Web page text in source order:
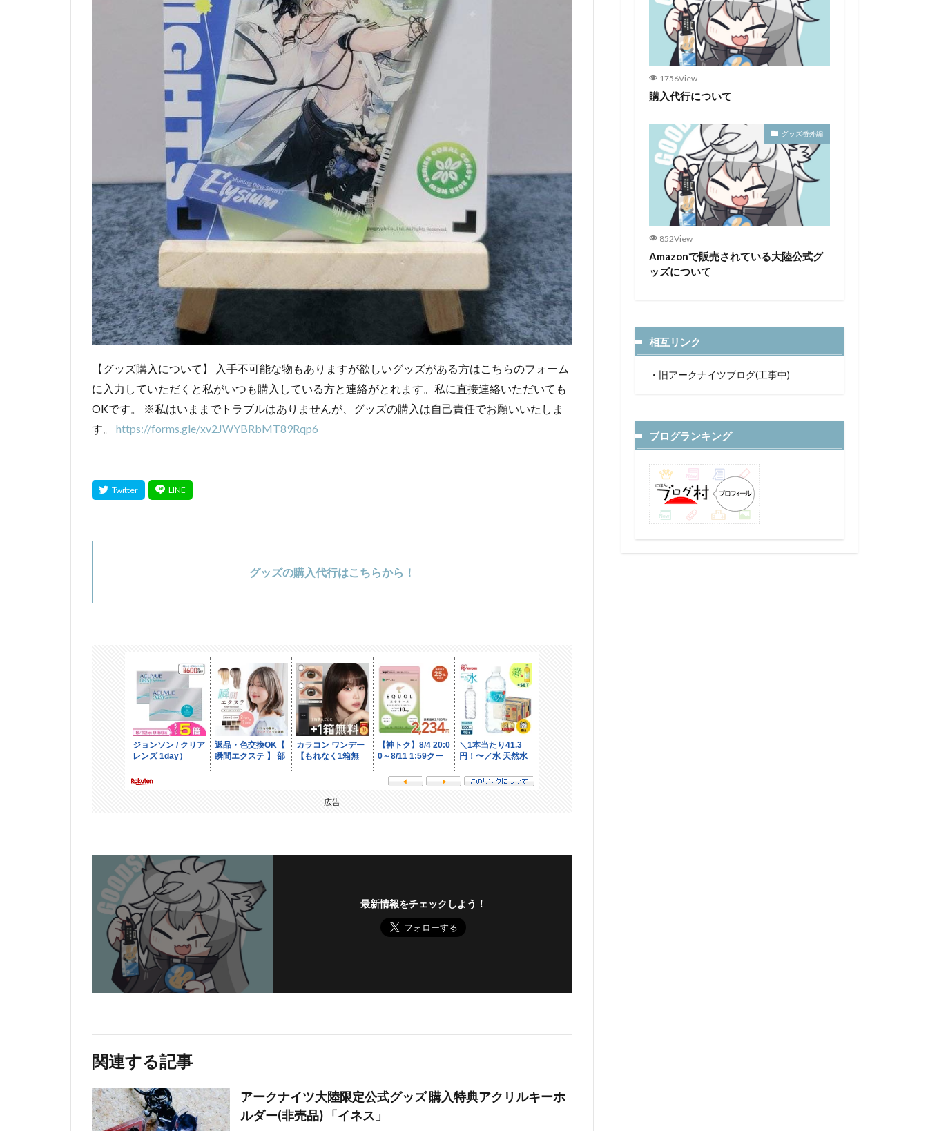
【グッズ購入について】 入手不可能な物もありますが欲しいグッズがある方はこちらのフォーム
に入力していただくと私がいつも購入している方と連絡がとれます。私に直接連絡いただいても
OKです。 ※私はいままでトラブルはありませんが、グッズの購入は自己責任でお願いいたしま
す。 https://forms.gle/xv2JWYBRbMT89Rqp6
グッズの購入代行はこちらから！
広告
最新情報をチェックしよう！
関連する記事
アークナイツ大陸限定公式グッズ 購入特典アクリルキーホ
ルダー(非売品) 「イネス」
1756View
購入代行について
グッズ番外編
852View
Amazonで販売されている大陸公式グ
ッズについて
相互リンク
・ 旧アークナイツブログ(工事中)
ブログランキング